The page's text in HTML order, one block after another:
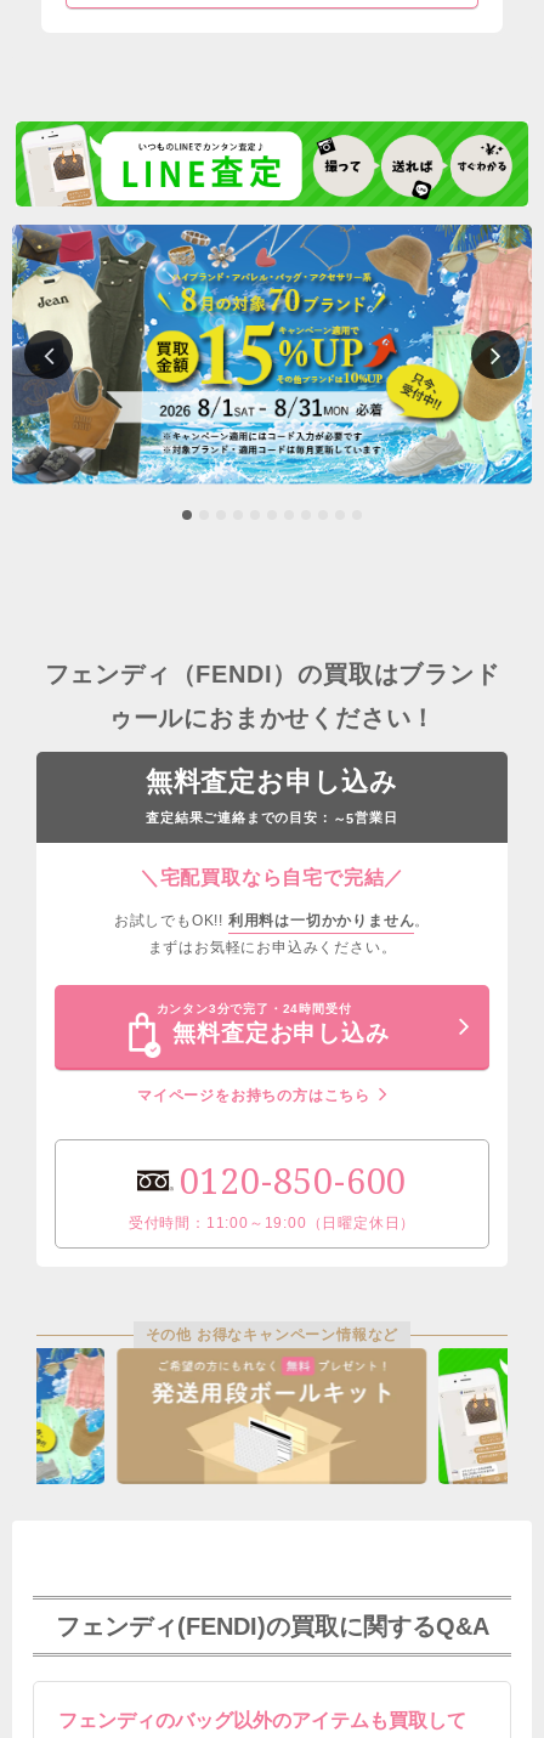
フェンディ（FENDI）の買取はブランド
ゥールにおまかせください！
無料査定お申し込み
査定結果ご連絡までの目安： ～5営業日
＼宅配買取なら自宅で完結／
お試しでもOK!! 利用料は一切かかりません。
まずはお気軽にお申込みください。
カンタン3分で完了・24時間受付
無料査定お申し込み
マイページをお持ちの方はこちら
0120-850-600
受付時間：11:00～19:00（日曜定休日）
その他 お得なキャンペーン情報など
フェンディ(FENDI)の買取に関するQ&A
フェンディのバッグ以外のアイテムも買取して